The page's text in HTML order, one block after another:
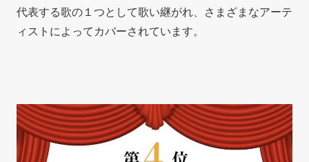
代表する歌の１つとして歌い継がれ、さまざまなアーテ
ィストによってカバーされています。